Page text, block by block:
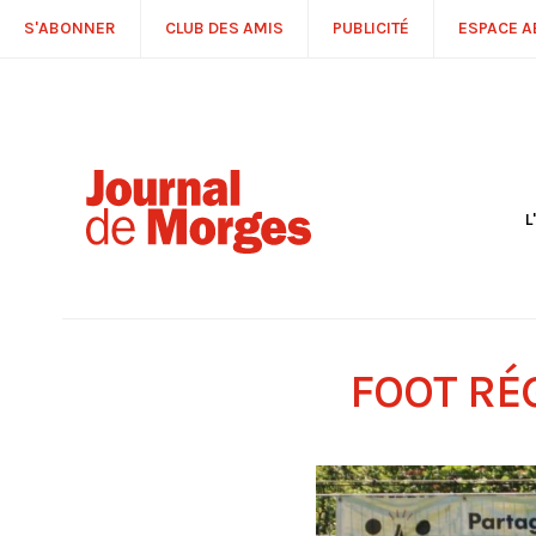
S'ABONNER CLUB DES AMIS PUBLICITÉ ESPACE
FOOT